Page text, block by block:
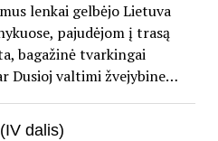
lenkai gelbėjo Lietuva
pajudėjom į trasą
bagažinė tvarkingai
Dusioj valtimi žvejybine…
dalis)